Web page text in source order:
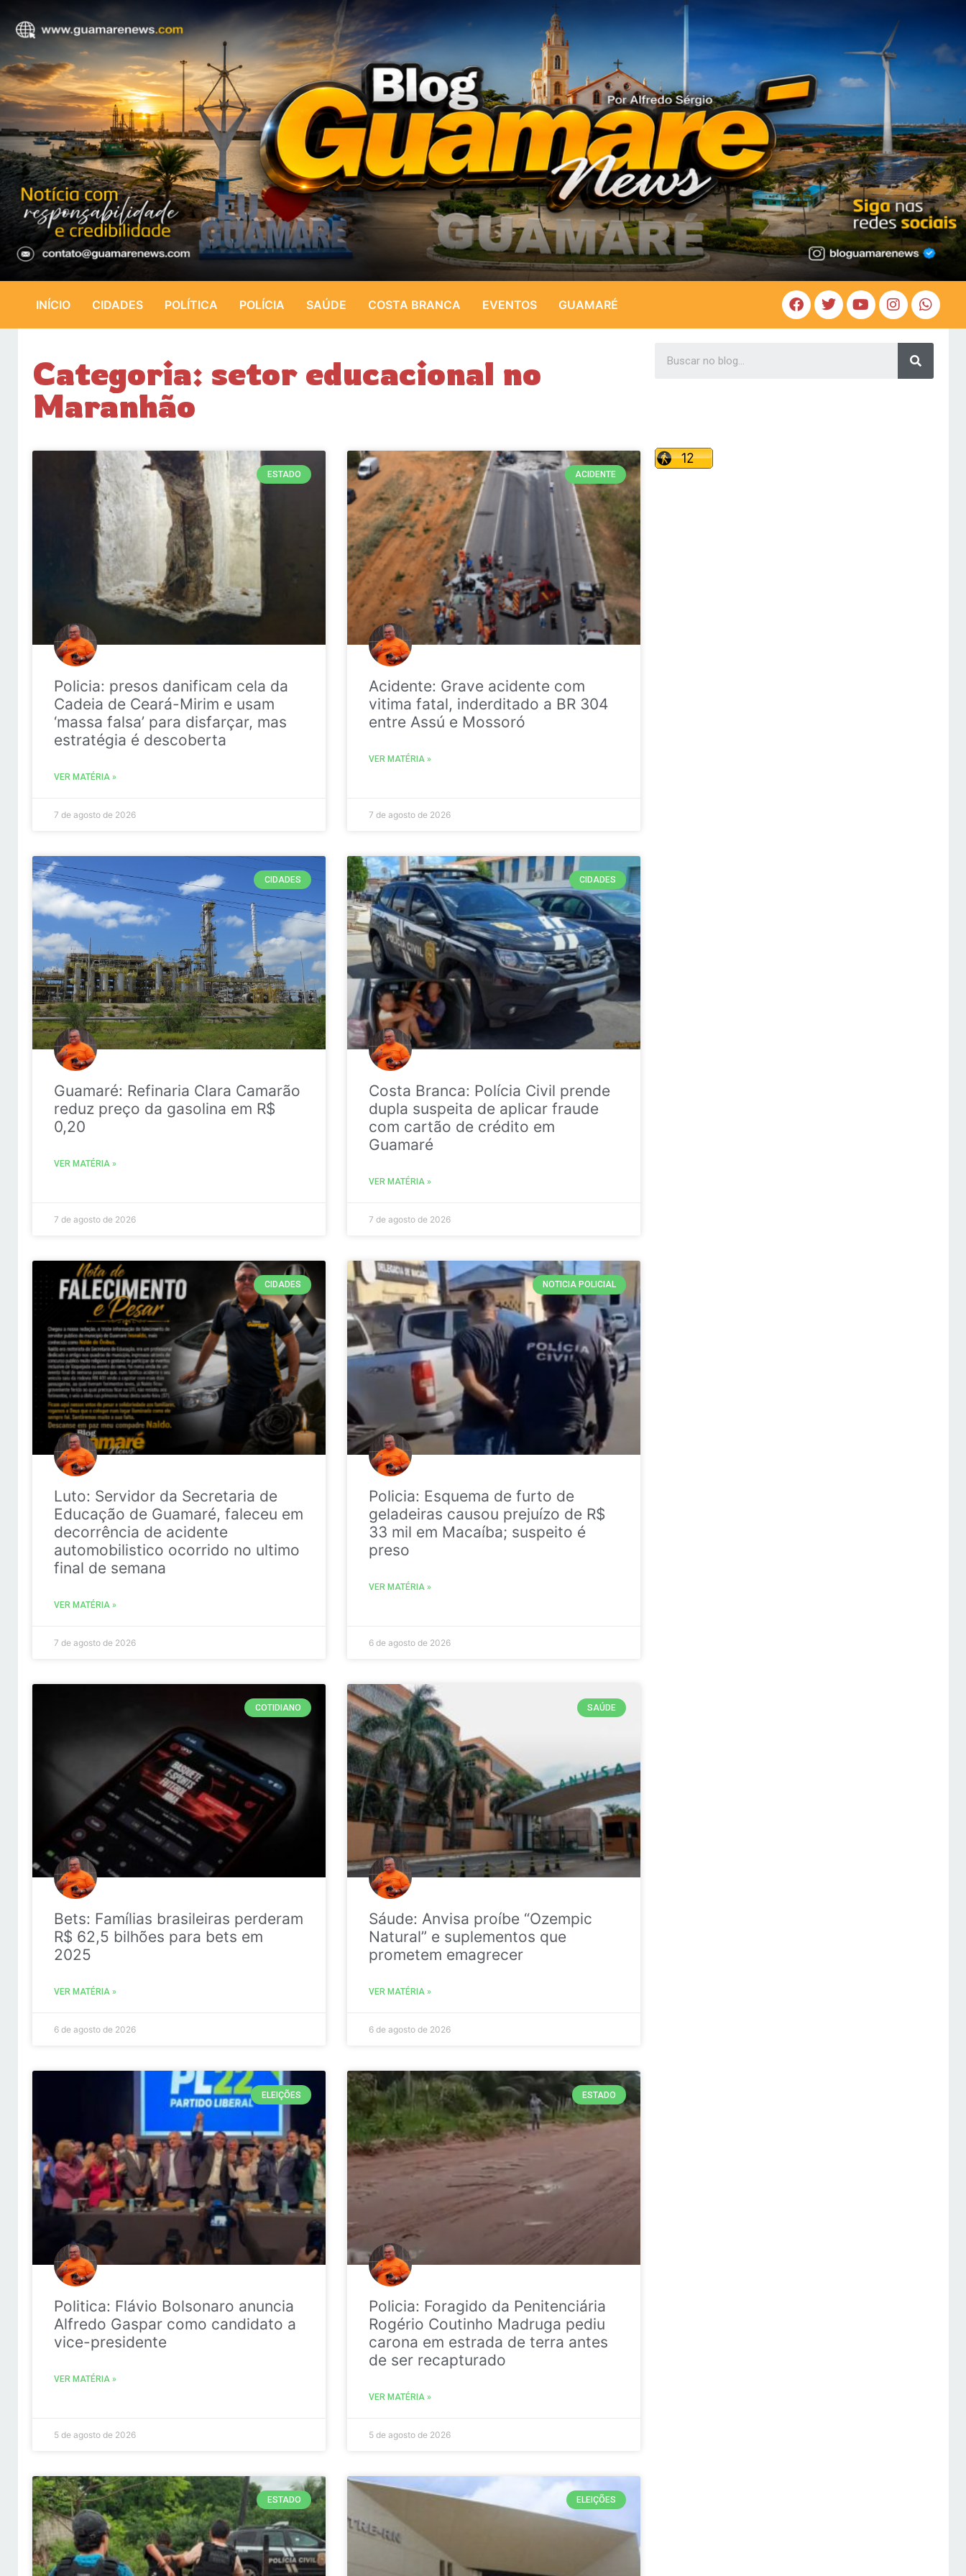
INÍCIO CIDADES POLÍTICA POLÍCIA SAÚDE COSTA BRANCA EVENTOS GUAMARÉ
Categoria: setor educacional no
Maranhão
ESTADO
Policia: presos danificam cela da
Cadeia de Ceará-Mirim e usam
‘massa falsa’ para disfarçar, mas
estratégia é descoberta
VER MATÉRIA »
7 de agosto de 2026
ACIDENTE
Acidente: Grave acidente com
vitima fatal, inderditado a BR 304
entre Assú e Mossoró
VER MATÉRIA »
7 de agosto de 2026
CIDADES
Guamaré: Refinaria Clara Camarão
reduz preço da gasolina em R$
0,20
VER MATÉRIA »
7 de agosto de 2026
CIDADES
Costa Branca: Polícia Civil prende
dupla suspeita de aplicar fraude
com cartão de crédito em
Guamaré
VER MATÉRIA »
7 de agosto de 2026
CIDADES
Luto: Servidor da Secretaria de
Educação de Guamaré, faleceu em
decorrência de acidente
automobilistico ocorrido no ultimo
final de semana
VER MATÉRIA »
7 de agosto de 2026
NOTICIA POLICIAL
Policia: Esquema de furto de
geladeiras causou prejuízo de R$
33 mil em Macaíba; suspeito é
preso
VER MATÉRIA »
6 de agosto de 2026
COTIDIANO
Bets: Famílias brasileiras perderam
R$ 62,5 bilhões para bets em
2025
VER MATÉRIA »
6 de agosto de 2026
SAÚDE
Sáude: Anvisa proíbe “Ozempic
Natural” e suplementos que
prometem emagrecer
VER MATÉRIA »
6 de agosto de 2026
ELEIÇÕES
Politica: Flávio Bolsonaro anuncia
Alfredo Gaspar como candidato a
vice-presidente
VER MATÉRIA »
5 de agosto de 2026
ESTADO
Policia: Foragido da Penitenciária
Rogério Coutinho Madruga pediu
carona em estrada de terra antes
de ser recapturado
VER MATÉRIA »
5 de agosto de 2026
ESTADO ELEIÇÕES